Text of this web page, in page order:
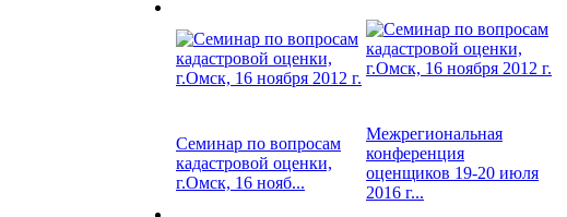
Семинар по вопросам
кадастровой оценки,
г.Омск, 16 нояб...
Межрегиональная
конференция
оценщиков 19-20 июля
2016 г...